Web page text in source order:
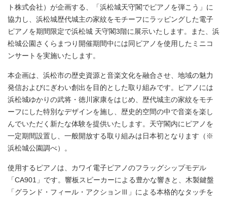
ト株式会社）が企画する、「浜松城天守閣でピアノを弾こう」に
協力し、浜松城歴代城主の家紋をモチーフにラッピングした電子
ピアノを期間限定で浜松城 天守閣3階に展示いたします。また、浜
松城公園さくらまつり開催期間中には同ピアノを使用したミニコ
ンサートを実施いたします。
本企画は、浜松市の歴史資源と音楽文化を融合させ、地域の魅力
発信およびにぎわい創出を目的とした取り組みです。ピアノには
浜松城ゆかりの武将・徳川家康をはじめ、歴代城主の家紋をモチ
ーフにした特別なデザインを施し、歴史的空間の中で音楽を楽し
んでいただく新たな体験を提供いたします。天守閣内にピアノを
一定期間設置し、一般開放する取り組みは日本初となります（※
浜松城公園調べ）。
使用するピアノは、カワイ電子ピアノのフラッグシップモデル
「CA901」です。響板スピーカーによる豊かな響きと、木製鍵盤
「グランド・フィール・アクションⅢ」による本格的なタッチを